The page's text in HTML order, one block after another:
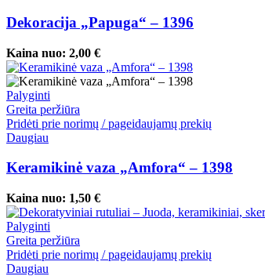
Dekoracija „Papuga“ – 1396
Kaina nuo: 2,00 €
Palyginti
Greita peržiūra
Pridėti prie norimų / pageidaujamų prekių
Daugiau
Keramikinė vaza „Amfora“ – 1398
Kaina nuo: 1,50 €
Palyginti
Greita peržiūra
Pridėti prie norimų / pageidaujamų prekių
Daugiau